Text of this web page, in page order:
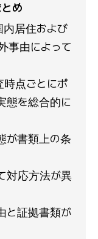
め
居住および
事由によって
点ごとにポ
態を総合的に
が書類上の条
対応方法が異
と証拠書類が